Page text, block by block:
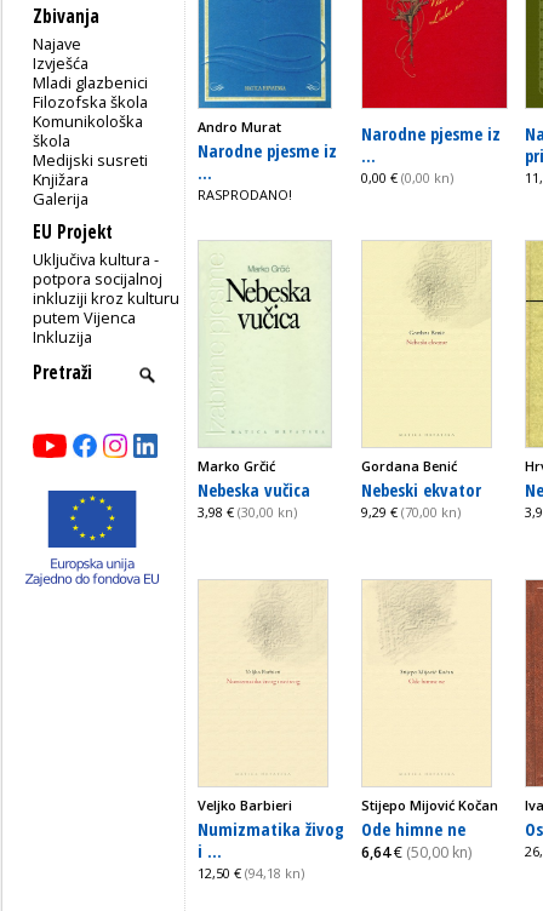
Zbivanja
Najave
Izvješća
Mladi glazbenici
Filozofska škola
Komunikološka
škola
Medijski susreti
Knjižara
Galerija
EU Projekt
Uključiva kultura -
potpora socijalnoj
inkluziji kroz kulturu
putem Vijenca
Inkluzija
Andro Murat
Narodne pjesme iz
...
RASPRODANO!
Narodne pjesme iz
...
0,00 € (0,00 kn)
Marko Grčić
Nebeska vučica
3,98 € (30,00 kn)
Gordana Benić
Nebeski ekvator
9,29 € (70,00 kn)
Veljko Barbieri
Numizmatika živog
i ...
12,50 € (94,18 kn)
Stijepo Mijović Kočan
Ode himne ne
6,64€ (50,00 kn)